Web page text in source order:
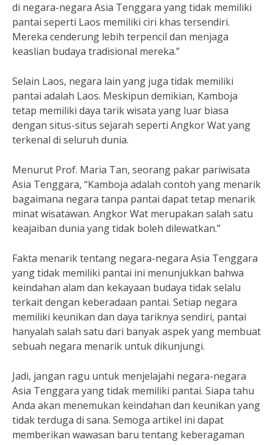
di negara-negara Asia Tenggara yang tidak memiliki
pantai seperti Laos memiliki ciri khas tersendiri.
Mereka cenderung lebih terpencil dan menjaga
keaslian budaya tradisional mereka.”
Selain Laos, negara lain yang juga tidak memiliki
pantai adalah Laos. Meskipun demikian, Kamboja
tetap memiliki daya tarik wisata yang luar biasa
dengan situs-situs sejarah seperti Angkor Wat yang
terkenal di seluruh dunia.
Menurut Prof. Maria Tan, seorang pakar pariwisata
Asia Tenggara, “Kamboja adalah contoh yang menarik
bagaimana negara tanpa pantai dapat tetap menarik
minat wisatawan. Angkor Wat merupakan salah satu
keajaiban dunia yang tidak boleh dilewatkan.”
Fakta menarik tentang negara-negara Asia Tenggara
yang tidak memiliki pantai ini menunjukkan bahwa
keindahan alam dan kekayaan budaya tidak selalu
terkait dengan keberadaan pantai. Setiap negara
memiliki keunikan dan daya tariknya sendiri, pantai
hanyalah salah satu dari banyak aspek yang membuat
sebuah negara menarik untuk dikunjungi.
Jadi, jangan ragu untuk menjelajahi negara-negara
Asia Tenggara yang tidak memiliki pantai. Siapa tahu
Anda akan menemukan keindahan dan keunikan yang
tidak terduga di sana. Semoga artikel ini dapat
memberikan wawasan baru tentang keberagaman